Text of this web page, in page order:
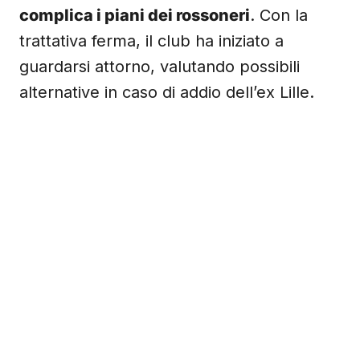
complica i piani dei rossoneri. Con la
trattativa ferma, il club ha iniziato a
guardarsi attorno, valutando possibili
alternative in caso di addio dell’ex Lille.